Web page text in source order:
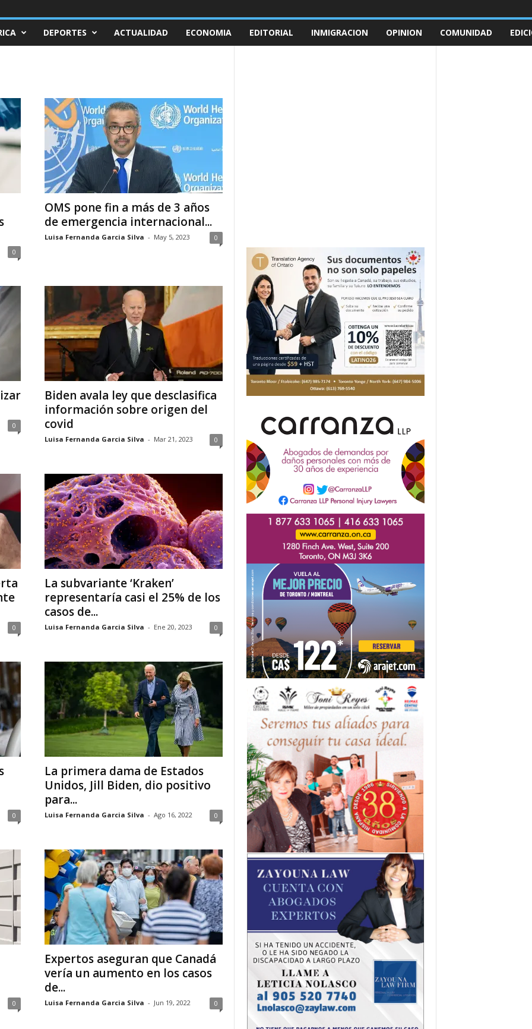
DEPORTES ACTUALIDAD ECONOMIA EDITORIAL INMIGRACION OPINION COMUNIDAD
0
OMS pone fin a más de 3 años
de emergencia internacional...
Luisa Fernanda Garcia Silva - May 5, 2023 0
0
Biden avala ley que desclasifica
información sobre origen del
covid
Luisa Fernanda Garcia Silva - Mar 21, 2023 0
0
La subvariante ‘Kraken’
representaría casi el 25% de los
casos de...
Luisa Fernanda Garcia Silva - Ene 20, 2023 0
0
La primera dama de Estados
Unidos, Jill Biden, dio positivo
para...
Luisa Fernanda Garcia Silva - Ago 16, 2022 0
0
Expertos aseguran que Canadá
vería un aumento en los casos
de...
Luisa Fernanda Garcia Silva - Jun 19, 2022 0